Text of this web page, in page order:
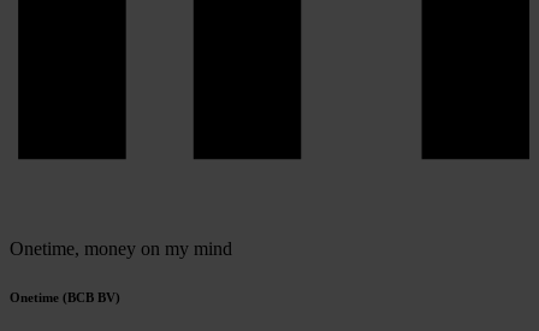
Onetime, money on my mind
Onetime (BCB BV)